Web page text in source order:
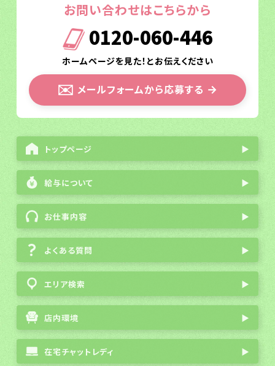
お問い合わせはこちらから
0120-060-446
ホームページを見た！とお伝えください
✉️ メールフォームから応募する →
トップページ ▶
給与について ▶
お仕事内容 ▶
よくある質問 ▶
エリア検索 ▶
店内環境 ▶
在宅チャットレディ ▶